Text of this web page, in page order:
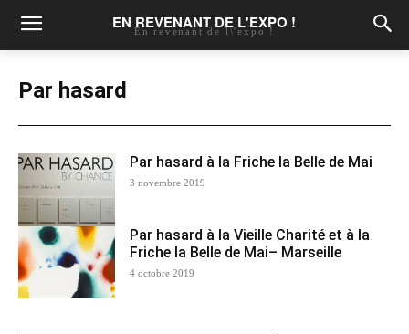
EN REVENANT DE L'EXPO !
En revenant de l\'expo !
Par hasard
Par hasard à la Friche la Belle de Mai
3 novembre 2019
Par hasard à la Vieille Charité et à la
Friche la Belle de Mai– Marseille
4 octobre 2019